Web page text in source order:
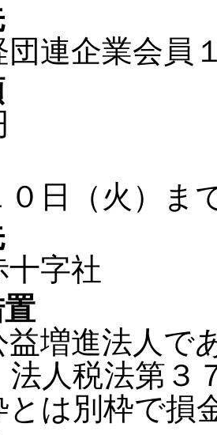
団連企業会員
０日（火）ま
十字社
益増進法人で
法人税法第３
とは別枠で損